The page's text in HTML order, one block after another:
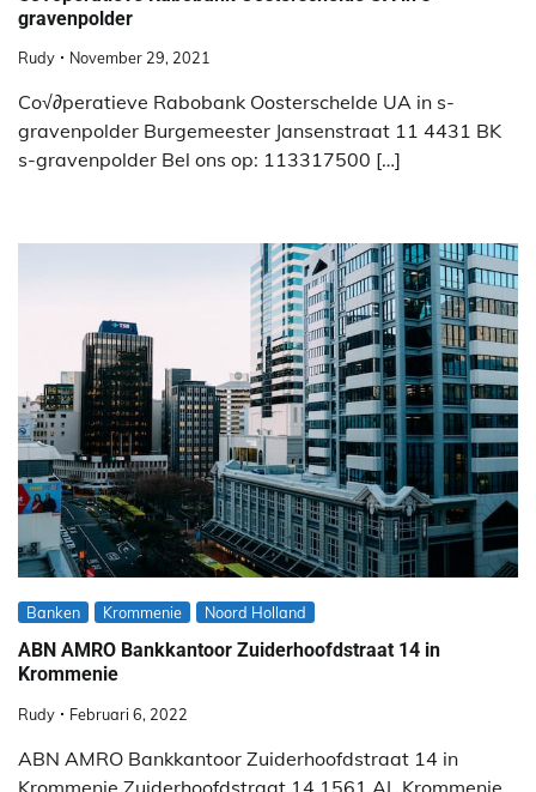
gravenpolder
Rudy November 29, 2021
Co√∂peratieve Rabobank Oosterschelde UA in s-
gravenpolder Burgemeester Jansenstraat 11 4431 BK
s-gravenpolder Bel ons op: 113317500 […]
Banken Krommenie Noord Holland
ABN AMRO Bankkantoor Zuiderhoofdstraat 14 in
Krommenie
Rudy Februari 6, 2022
ABN AMRO Bankkantoor Zuiderhoofdstraat 14 in
Krommenie Zuiderhoofdstraat 14 1561 AL Krommenie